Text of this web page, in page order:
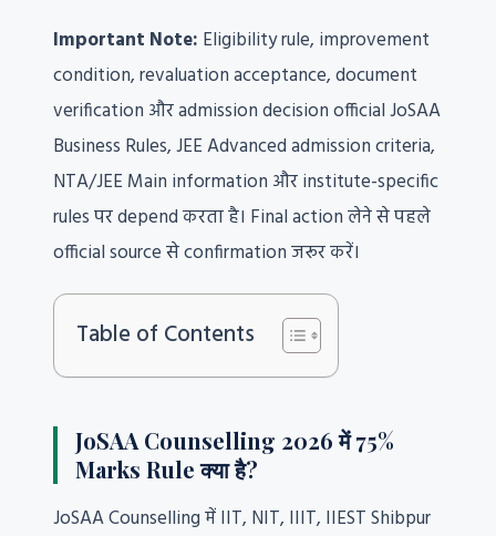
Important Note: Eligibility rule, improvement
condition, revaluation acceptance, document
verification और admission decision official JoSAA
Business Rules, JEE Advanced admission criteria,
NTA/JEE Main information और institute-specific
rules पर depend करता है। Final action लेने से पहले
official source से confirmation जरूर करें।
Table of Contents
JoSAA Counselling 2026 में 75%
Marks Rule क्या है?
JoSAA Counselling में IIT, NIT, IIIT, IIEST Shibpur